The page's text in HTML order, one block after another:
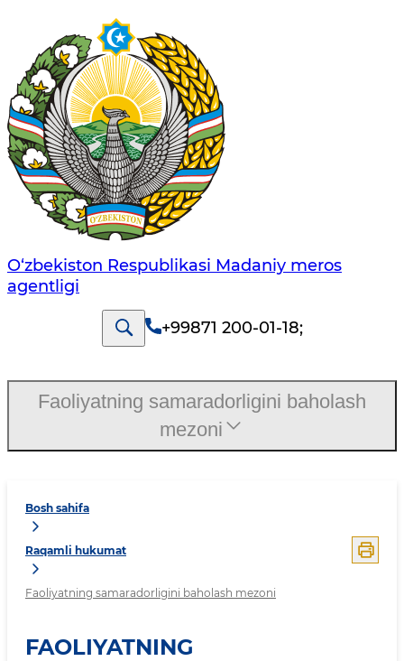
O‘zbekiston Respublikasi Madaniy meros
agentligi
+99871 200-01-18;
Bosh sahifa
Raqamli hukumat
Faoliyatning samaradorligini baholash mezoni
FAOLIYATNING
Faoliyatning samaradorligini baholash
mezoni